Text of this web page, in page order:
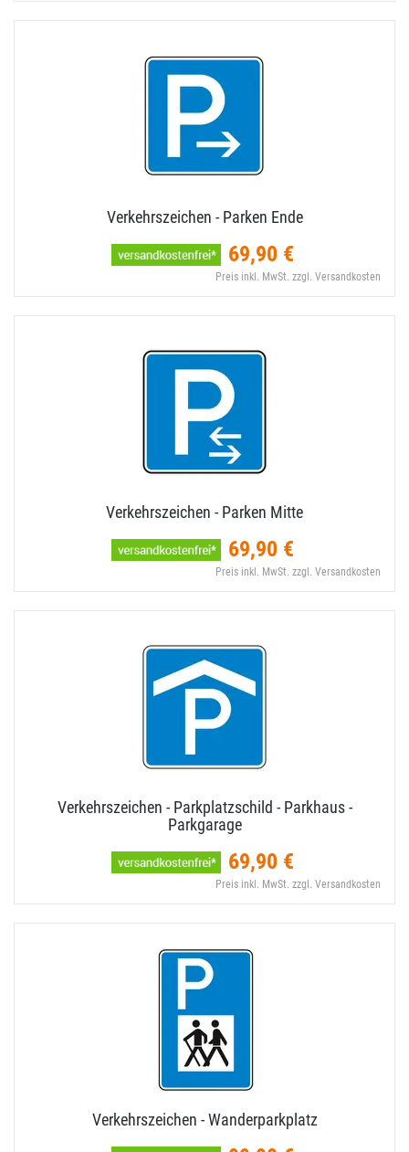
Verkehrszeichen - Parken Ende
69,90 €
Preis inkl. MwSt. zzgl. Versandkosten
Verkehrszeichen - Parken Mitte
69,90 €
Preis inkl. MwSt. zzgl. Versandkosten
Verkehrszeichen - Parkplatzschild - Parkhaus -
Parkgarage
69,90 €
Preis inkl. MwSt. zzgl. Versandkosten
Verkehrszeichen - Wanderparkplatz